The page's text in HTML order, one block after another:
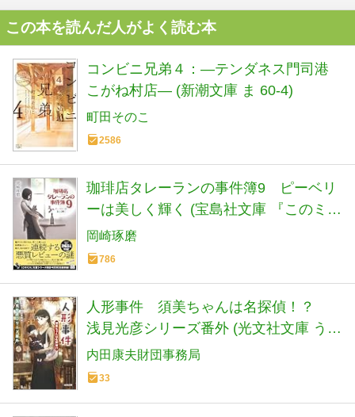
この本を読んだ人がよく読む本
コンビニ兄弟４：―テンダネス門司港
こがね村店― (新潮文庫 ま 60-4)
町田そのこ
2586
珈琲店タレーランの事件簿9 ピーベリ
ーは美しく輝く (宝島社文庫 『このミ
ス』大賞シリーズ)
岡崎琢磨
786
人形事件 須美ちゃんは名探偵！？
浅見光彦シリーズ番外 (光文社文庫 う
22-6)
内田康夫財団事務局
33